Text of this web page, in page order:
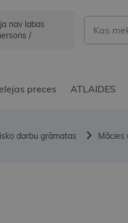
nav labas
/
preces ATLAIDES
darbu grāmatas Mācies